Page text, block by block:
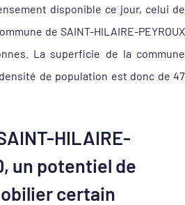
disponible ce jour, celui de
de SAINT-HILAIRE-PEYROUX
La superficie de la commune
de population est donc de 47
HILAIRE-
un potentiel de
certain